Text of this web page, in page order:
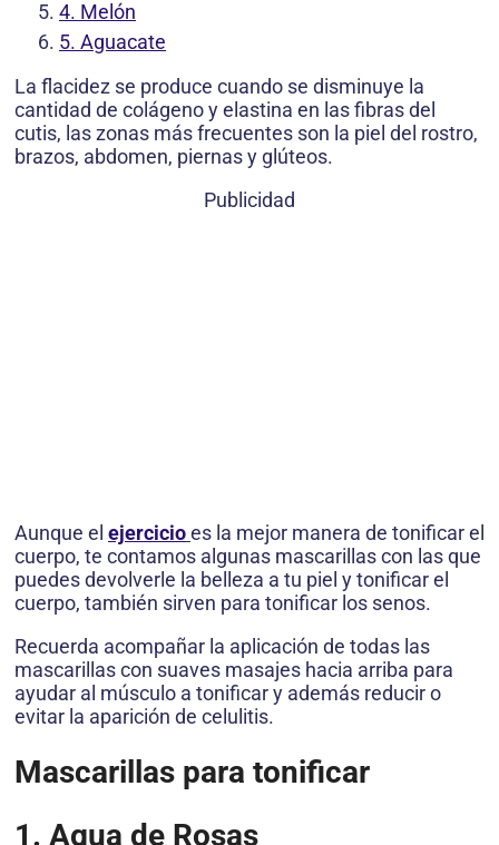
4. Melón
5. Aguacate
La flacidez se produce cuando se disminuye la
cantidad de colágeno y elastina en las fibras del
cutis, las zonas más frecuentes son la piel del rostro,
brazos, abdomen, piernas y glúteos.
Publicidad
Aunque el ejercicioes la mejor manera de tonificar el
cuerpo, te contamos algunas mascarillas con las que
puedes devolverle la belleza a tu piel y tonificar el
cuerpo, también sirven para tonificar los senos.
Recuerda acompañar la aplicación de todas las
mascarillas con suaves masajes hacia arriba para
ayudar al músculo a tonificar y además reducir o
evitar la aparición de celulitis.
Mascarillas para tonificar
1. Agua de Rosas